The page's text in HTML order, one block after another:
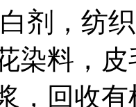
剂，纺
染料，
，回收